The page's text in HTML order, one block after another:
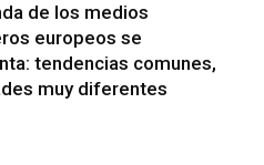
de los medios
europeos se
tendencias comunes,
muy diferentes